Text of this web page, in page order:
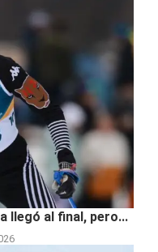
llegó al final, pero...